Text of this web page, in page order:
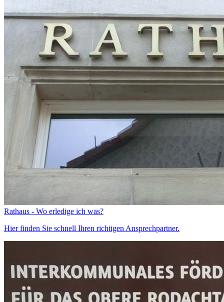
Rathaus - Wo erledige ich was?
Hier finden Sie schnell Ihren richtigen Ansprechpartner.